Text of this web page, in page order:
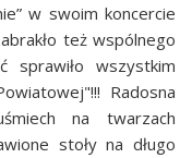
w swoim koncercie
też wspólnego
sprawiło wszystkim
Radosna
na twarzach
stoły na długo